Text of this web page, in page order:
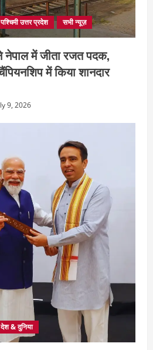
पश्चिमी उत्तर प्रदेश सभी न्यूज़
नेपाल में जीता रजत पदक,
में किया शानदार
9, 2026
देश & दुनिया